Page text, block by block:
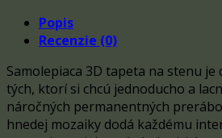
Popis
Recenzie (0)
Samolepiaca 3D tapeta na stenu
tých, ktorí si chcú jednoducho a
náročných permanentných
hnedej mozaiky dodá každému